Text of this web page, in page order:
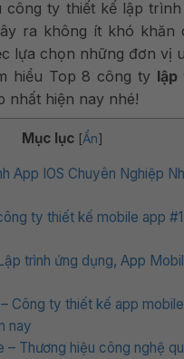
công ty thiết kế lập trình
ra không ít khó khăn
lựa chọn những đơn vị
hiểu Top 8 công ty lập
nhất hiện nay nhé!
Mục lục [Ẩn]
App IOS Chuyên Nghiệp
ty thiết kế mobile app
trình ứng dụng, App
Công ty thiết kế app
nay
– Thương hiệu công nghệ